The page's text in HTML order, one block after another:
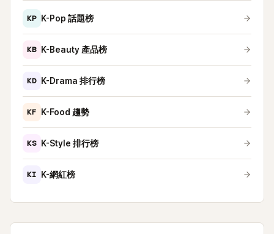
KP K-Pop 話題榜
KB K-Beauty 產品榜
KD K-Drama 排行榜
KF K-Food 趨勢
KS K-Style 排行榜
KI K-網紅榜